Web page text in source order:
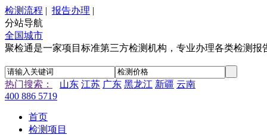
检测流程 | 报告办理 |
分站导航
全国城市
聚检通是一家项目标准第三方检测机构，专业办理各类检测报
热门搜索： 山东 江苏 广东 黑龙江 新疆 云南
400 886 5719
首页
检测项目